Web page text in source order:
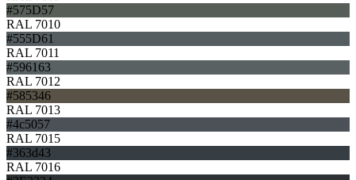
#575D57
RAL 7010
#555D61
RAL 7011
#596163
RAL 7012
#585346
RAL 7013
#4c5057
RAL 7015
#363d43
RAL 7016